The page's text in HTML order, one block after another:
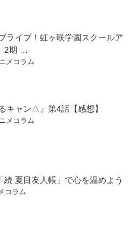
ライブ！虹ヶ咲学園スクールア
2期 …
メコラム
キャン△』第4話【感想】
メコラム
続 夏目友人帳」で心を温めよう
コラム